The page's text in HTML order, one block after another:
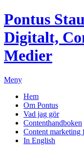
Pontus
Digitalt,
Medier
Meny
Hem
Om Pontus
Vad jag gör
Contenthandboken
Content marketing
In English